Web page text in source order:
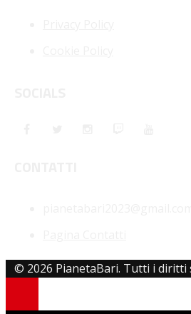
© 2026 PianetaBari. Tutti i diritti